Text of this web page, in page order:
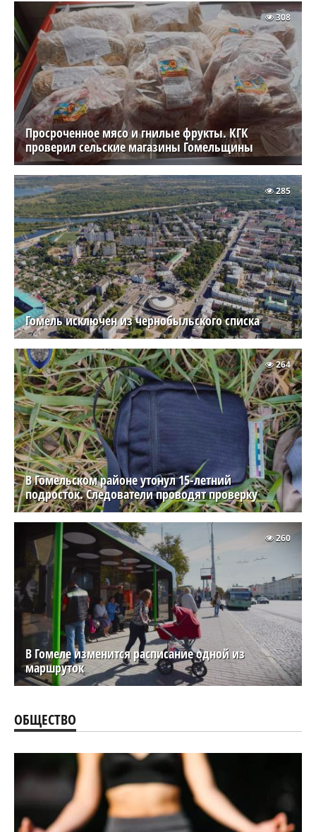
Просроченное мясо и гнилые фрукты. КГК
проверил сельские магазины Гомельщины
308
Гомель исключен из чернобыльского списка
285
В Гомельском районе утонул 15-летний
подросток. Следователи проводят проверку
264
В Гомеле изменится расписание одной из
маршруток
260
ОБЩЕСТВО